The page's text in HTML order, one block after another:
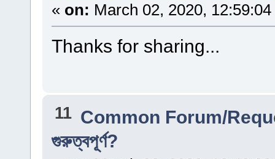
« on: March 02, 2020,
Thanks for sharing...
11 Common Forum/
গুরুত্বপূর্ণ?